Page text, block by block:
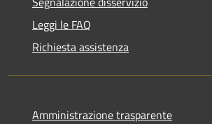
Leggi le FAQ
Richiesta assistenza
Amministrazione trasparente